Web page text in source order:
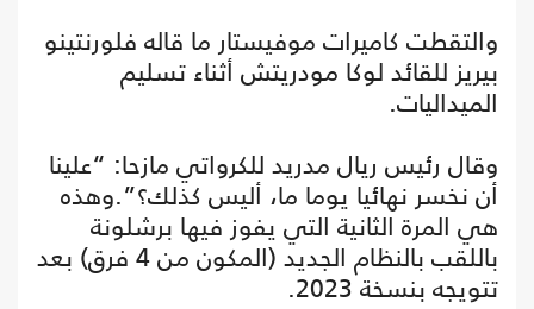
والتقطت كاميرات موفيستار ما قاله فلورنتينو
بيريز للقائد لوكا مودريتش أثناء تسليم
الميداليات.
وقال رئيس ريال مدريد للكرواتي مازحا: “علينا
أن نخسر نهائيا يوما ما، أليس كذلك؟”.وهذه
هي المرة الثانية التي يفوز فيها برشلونة
باللقب بالنظام الجديد (المكون من 4 فرق) بعد
تتويجه بنسخة 2023.